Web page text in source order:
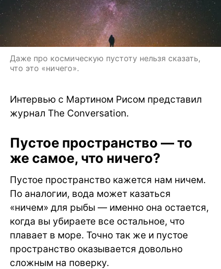
Даже про космическую пустоту нельзя сказать,
что это «ничего».
Интервью с Мартином Рисом представил
журнал The Conversation.
Пустое пространство — то
же самое, что ничего?
Пустое пространство кажется нам ничем.
По аналогии, вода может казаться
«ничем» для рыбы — именно она остается,
когда вы убираете все остальное, что
плавает в море. Точно так же и пустое
пространство оказывается довольно
сложным на поверку.